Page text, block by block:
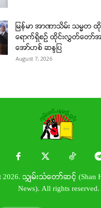
မြန်မာ အာဏာသိမ်း သမ္မ
ရောက်ရှိစဉ် ထိုင်းလွှတ်တော်
အော်ဟစ် ဆန္ဒပြ
August 7, 2026
2026. သျှမ်းသံတော်ဆင့် (Shan
News). All rights reserved.